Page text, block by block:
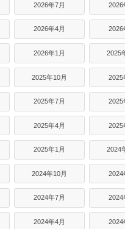
2026年7月 2026
2026年4月 2026
2026年1月 2025
2025年10月 2025
2025年7月 2025
2025年4月 2025
2025年1月 2024
2024年10月 2024
2024年7月 2024
2024年4月 2024